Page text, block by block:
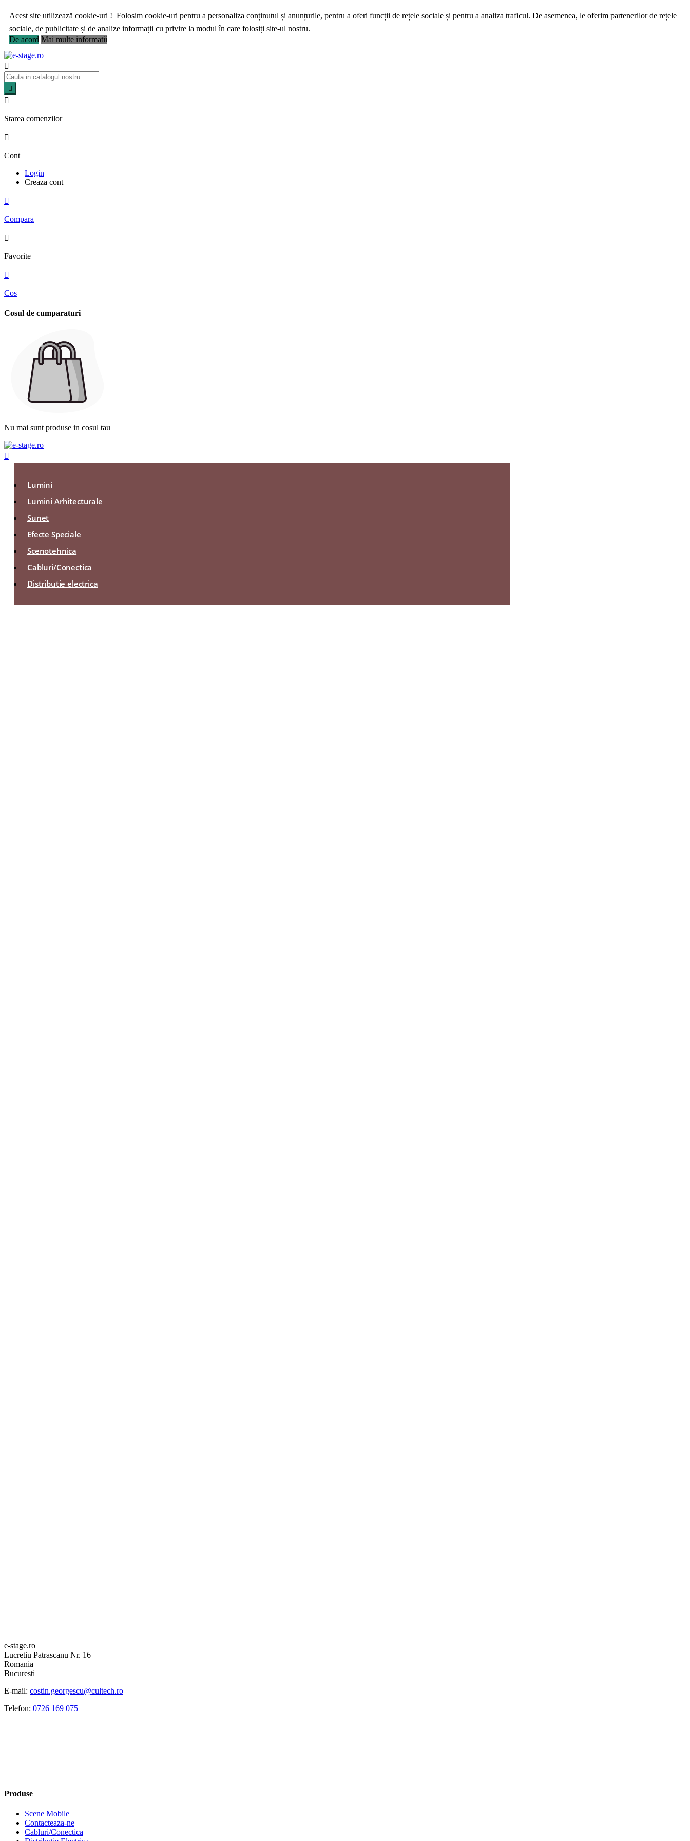
Acest site utilizează cookie-uri ! Folosim cookie-uri pentru a personaliza conținutul și anunțurile, pentru a oferi funcții de rețele sociale și pentru a analiza traficul. De asemenea, le oferim partenerilor de rețele
sociale, de publicitate și de analize informații cu privire la modul în care folosiți site-ul nostru.
De acord Mai multe informatii



Starea comenzilor

Cont
Login
Creaza cont

Compara

Favorite

Cos
Cosul de cumparaturi
Nu mai sunt produse in cosul tau

Lumini
Lumini Arhitecturale
Sunet
Efecte Speciale
Scenotehnica
Cabluri/Conectica
Distributie electrica
e-stage.ro
Lucretiu Patrascanu Nr. 16
Romania
Bucuresti
E-mail: costin.georgescu@cultech.ro
Telefon: 0726 169 075
Produse
Scene Mobile
Contacteaza-ne
Cabluri/Conectica